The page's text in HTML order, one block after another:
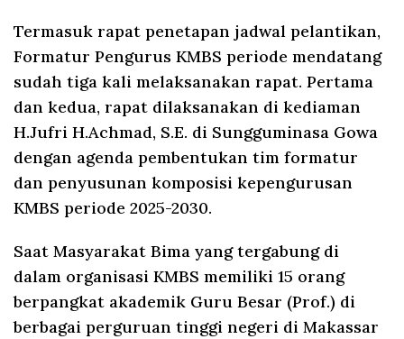
Termasuk rapat penetapan jadwal pelantikan,
Formatur Pengurus KMBS periode mendatang
sudah tiga kali melaksanakan rapat. Pertama
dan kedua, rapat dilaksanakan di kediaman
H.Jufri H.Achmad, S.E. di Sungguminasa Gowa
dengan agenda pembentukan tim formatur
dan penyusunan komposisi kepengurusan
KMBS periode 2025-2030.
Saat Masyarakat Bima yang tergabung di
dalam organisasi KMBS memiliki 15 orang
berpangkat akademik Guru Besar (Prof.) di
berbagai perguruan tinggi negeri di Makassar